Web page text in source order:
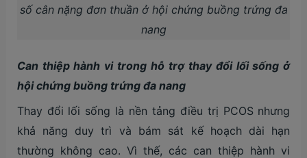
số cân nặng đơn thuần ở hội chứng buồng trứng đa
nang
Can thiệp hành vi trong hỗ trợ thay đổi lối sống ở
hội chứng buồng trứng đa nang
Thay đổi lối sống là nền tảng điều trị PCOS nhưng
khả năng duy trì và bám sát kế hoạch dài hạn
thường không cao. Vì thế, các can thiệp hành vi